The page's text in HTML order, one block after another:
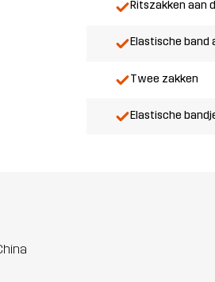
Ritszakken aan
Elastische band
Twee zakken
Elastische